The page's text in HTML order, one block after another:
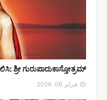
ಶ್ರೀ ಗುರುಪಾದುಕಾಸ್ತೋತ್ರಮ್
فبراير 06, 2026